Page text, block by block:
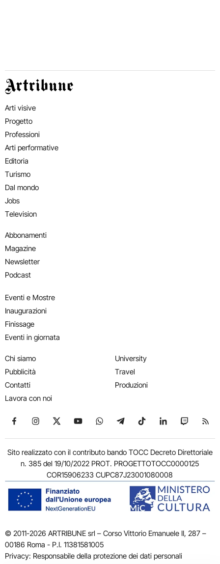
Artribune
Arti visive
Progetto
Professioni
Arti performative
Editoria
Turismo
Dal mondo
Jobs
Television
Abbonamenti
Magazine
Newsletter
Podcast
Eventi e Mostre
Inaugurazioni
Finissage
Eventi in giornata
Chi siamo
Pubblicità
Contatti
Lavora con noi
University
Travel
Produzioni
Seguici su Facebook
Seguici su Instagram
Seguici su X
Seguici su YouTube
Seguici su WhatsApp
Seguici su Telegram
Seguici su TikTok
Seguici su
Seguici
Sito realizzato con il contributo bando TOCC Decreto Direttoriale
n. 385 del 19/10/2022 PROT. PROGETTOTOCC0000125
COR15906233 CUPC87J23001080008
© 2011-2026 ARTRIBUNE srl – Corso Vittorio Emanuele II, 287 –
00186 Roma - P.I. 11381581005
Privacy: Responsabile della protezione dei dati personali